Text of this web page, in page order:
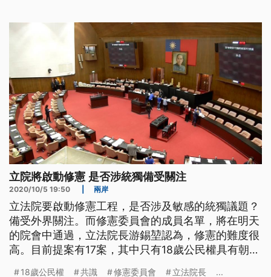
立院將啟動修憲 是否涉統獨備受關注
2020/10/5 19:50 兩岸
立法院要啟動修憲工程，是否涉及敏感的統獨議題？
備受外界關注。而修憲委員會的成員名單，將在明天
的院會中通過，立法院長游錫堃認為，修憲的難度很
高。目前提案有17案，其中只有18歲公民權具有朝野
18歲公民權 共識 修憲委員會 立法院長 ...